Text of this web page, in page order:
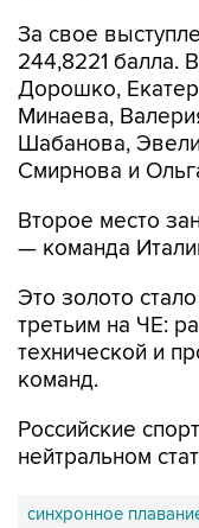
За свое
244,8221 балла.
Дорошко,
Минаева,
Шабанова,
Смирнова и
Второе место
— команда
Это золото
третьим на ЧЕ:
технической и
команд.
Российские
нейтральном
синхронное